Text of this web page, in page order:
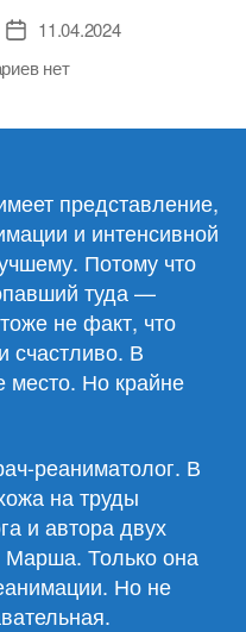
Дата11.04.2024
к
Истории
грани
жизни
и
смерти»
нет
представление,
и интенсивной
Потому что
туда —
не факт, что
счастливо. В
Но крайне
реаниматолог. В
на труды
и автора двух
Марша. Только она
Но не